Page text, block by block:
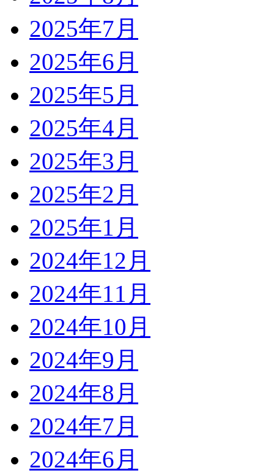
2025年7月
2025年6月
2025年5月
2025年4月
2025年3月
2025年2月
2025年1月
2024年12月
2024年11月
2024年10月
2024年9月
2024年8月
2024年7月
2024年6月